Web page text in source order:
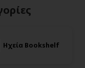
Ηχεία Bookshelf